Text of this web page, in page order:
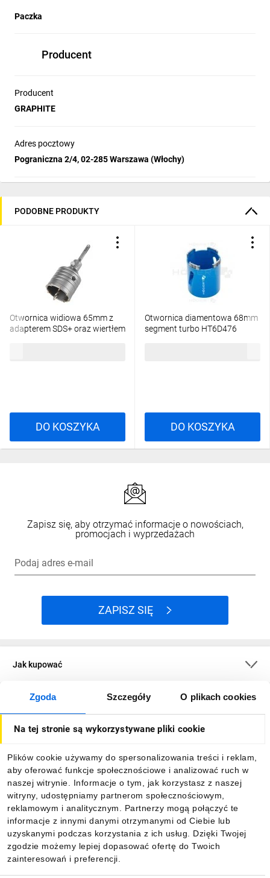
Zgoda Szczegóły O plikach cookies
Na tej stronie są wykorzystywane pliki cookie
Plików cookie używamy do spersonalizowania treści i reklam,
aby oferować funkcje społecznościowe i analizować ruch w
naszej witrynie. Informacje o tym, jak korzystasz z naszej
witryny, udostępniamy partnerom społecznościowym,
reklamowym i analitycznym. Partnerzy mogą połączyć te
informacje z innymi danymi otrzymanymi od Ciebie lub
uzyskanymi podczas korzystania z ich usług. Dzięki Twojej
zgodzie możemy lepiej dopasować ofertę do Twoich
zainteresowań i preferencji.
Paczka
Producent
Producent
GRAPHITE
Adres pocztowy
Pograniczna 2/4, 02-285 Warszawa (Włochy)
PODOBNE PRODUKTY
Otwornica widiowa 65mm z
adapterem SDS+ oraz wiertłem
DO KOSZYKA
Otwornica diamentowa 68mm
segment turbo HT6D476
DO KOSZYKA
Zapisz się, aby otrzymać informacje o nowościach,
promocjach i wyprzedażach
Podaj adres e-mail
ZAPISZ SIĘ
Jak kupować
O firmie
Informacje
Pobierz naszą aplikację mobilną: